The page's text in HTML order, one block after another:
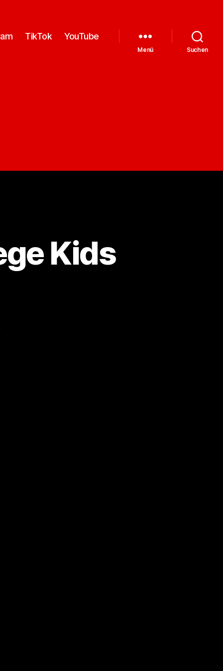
TikTok YouTube
Menü Suchen
Kids
zu